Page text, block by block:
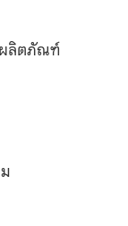
ลิตภัณฑ์